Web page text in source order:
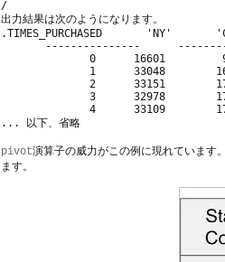
出力結果は次のようになります。
.TIMES_PURCHASED
---------------
0      16601
1      33048
2      33151
3      32978
4      33109
pivot演算子の威力がこの例に現れています
ます。